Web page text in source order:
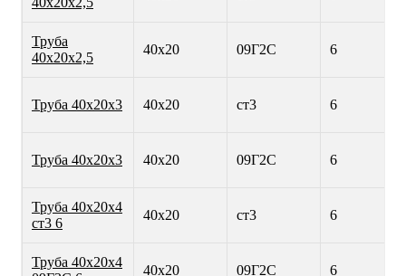
Труба
40х20х2,5
40х20 09Г2С 6
Труба 40х20х3 40х20 ст3 6
Труба 40х20х3 40х20 09Г2С 6
Труба 40х20х4
ст3 6
40х20 ст3 6
Труба 40х20х4
40х20 09Г2С 6